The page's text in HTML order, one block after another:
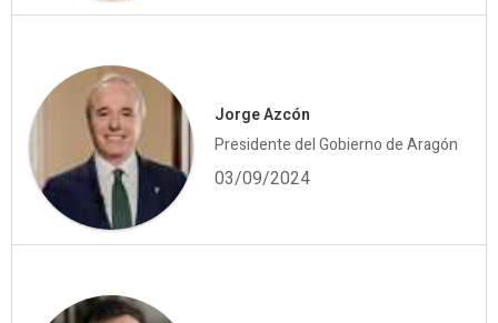
Jorge Azcón
Presidente del Gobierno de Aragón
03/09/2024